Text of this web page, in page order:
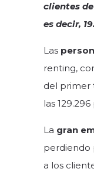
clientes
es decir,
Las
renting,
del primer
las
La gran
perdiendo
a los